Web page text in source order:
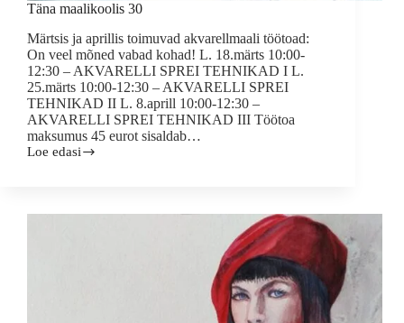
Täna maalikoolis 30
Märtsis ja aprillis toimuvad akvarellmaali töötoad:
On veel mõned vabad kohad! L. 18.märts 10:00-
12:30 – AKVARELLI SPREI TEHNIKAD I L.
25.märts 10:00-12:30 – AKVARELLI SPREI
TEHNIKAD II L. 8.aprill 10:00-12:30 –
AKVARELLI SPREI TEHNIKAD III Töötoa
maksumus 45 eurot sisaldab…
Loe edasi
Täna